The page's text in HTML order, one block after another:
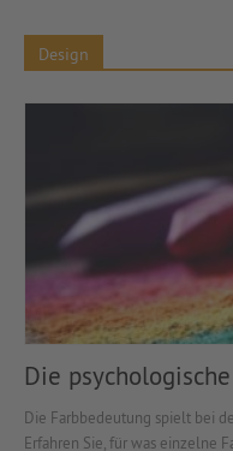
Design
Die
Die Farbbedeutung spielt bei
Erfahren Sie, für was einzelne